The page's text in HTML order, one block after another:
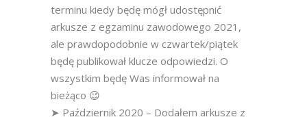
terminu kiedy będę mógł udostępnić
arkusze z egzaminu zawodowego 2021,
ale prawdopodobnie w czwartek/piątek
będę publikował klucze odpowiedzi. O
wszystkim będę Was informował na
bieżąco 😉
➤ Październik 2020 – Dodałem arkusze z